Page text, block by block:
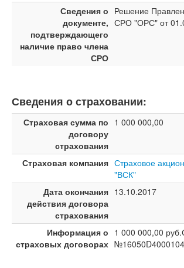
Сведения о
документе,
подтверждающего
наличие право члена
СРО
Решение
СРО "ОРС" от
Сведения о страховании:
Страховая сумма по
договору
страхования
1 000 000,00
Страховая компания Страховое
"ВСК"
Дата окончания
действия договора
страхования
13.10.2017
Информация о
страховых договорах
1 000 000,00